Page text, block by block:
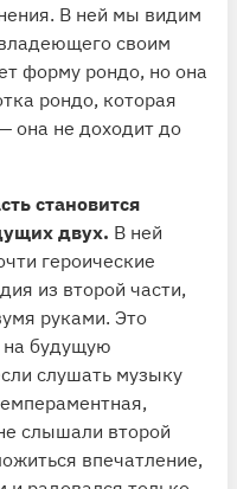
В ней мы видим
своим
форму рондо, но она
рондо, которая
она не доходит до
становится
двух. В ней
героические
из второй части,
руками. Это
на будущую
слушать музыку
слышали второй
впечатление,